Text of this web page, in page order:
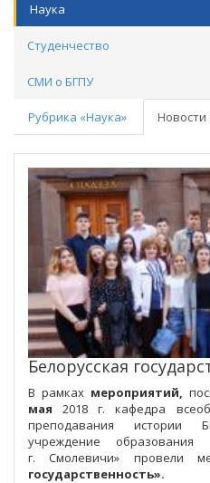
Наука
Студенчество
СМИ о БГПУ
Рубрика «Наука» Новости
Белорусская
В рамкахмероприятий,
мая2018 г. кафедра
преподавания истории
учреждение
г. Смолевичи» провели
государственность».